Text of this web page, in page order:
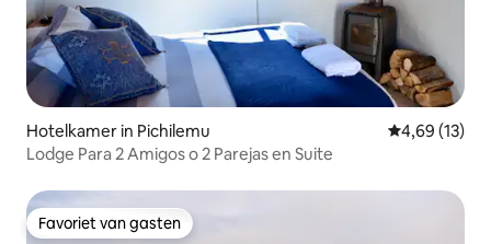
Hotelkamer in Pichilemu Gemiddelde
4,69 (13)
Lodge Para 2 Amigos o 2 Parejas en Suite
Favoriet van gasten
Favoriet van gasten